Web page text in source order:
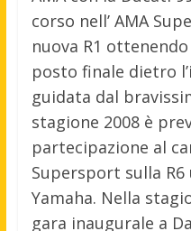
corso nell’ AMA
nuova R1
posto finale dietro
guidata dal
stagione 2008 è
partecipazione al
Supersport sulla
Yamaha. Nella
gara inaugurale a